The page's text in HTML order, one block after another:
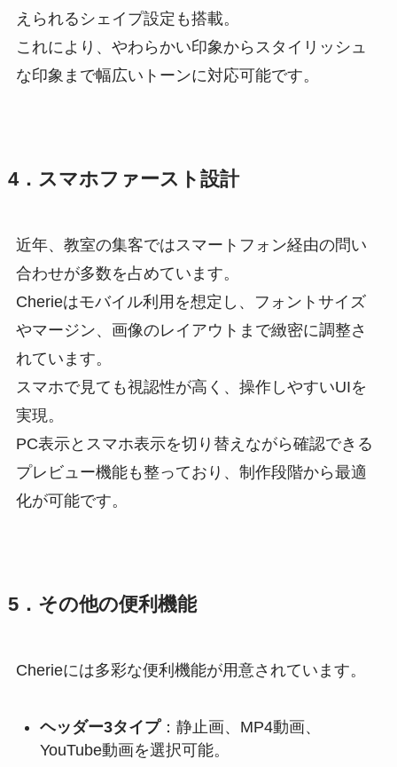
えられるシェイプ設定も搭載。
これにより、やわらかい印象からスタイリッシュ
な印象まで幅広いトーンに対応可能です。
4．スマホファースト設計
近年、教室の集客ではスマートフォン経由の問い
合わせが多数を占めています。
Cherieはモバイル利用を想定し、フォントサイズ
やマージン、画像のレイアウトまで緻密に調整さ
れています。
スマホで見ても視認性が高く、操作しやすいUIを
実現。
PC表示とスマホ表示を切り替えながら確認できる
プレビュー機能も整っており、制作段階から最適
化が可能です。
5．その他の便利機能
Cherieには多彩な便利機能が用意されています。
ヘッダー3タイプ：静止画、MP4動画、
YouTube動画を選択可能。